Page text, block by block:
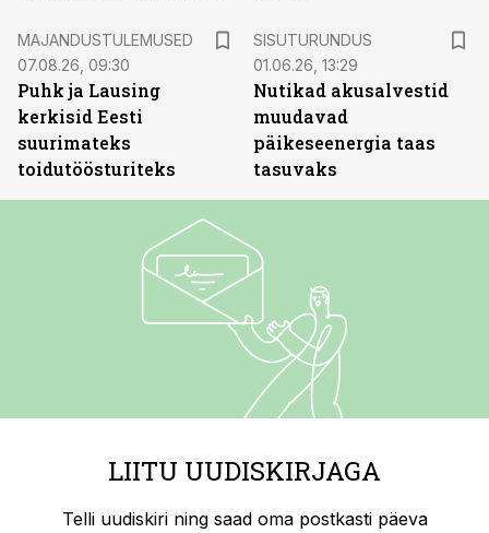
MAJANDUSTULEMUSED
07.08.26, 09:30
Puhk ja Lausing
kerkisid Eesti
suurimateks
toidutöösturiteks
SISUTURUNDUS
01.06.26, 13:29
Nutikad akusalvestid
muudavad
päikeseenergia taas
tasuvaks
LIITU UUDISKIRJAGA
Telli uudiskiri ning saad oma postkasti päeva